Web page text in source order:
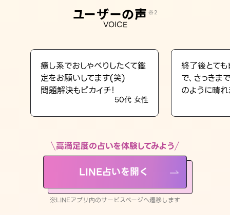
占い記事
LINE占いを開く
※LINEアプリ内のサービスページへ遷移します
ユーザーの声 ※2
VOICE
癒し系でおしゃべりしたくて鑑
定をお願いしてます(笑)
問題解決もピカイチ！
50代 女性
終了後とて
で、さっき
のように晴れ
高満足度の占いを体験してみよう
LINE占いを開く
※LINEアプリ内のサービスページへ遷移します